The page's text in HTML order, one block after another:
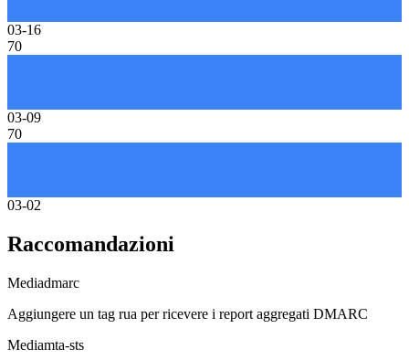
03-16
70
03-09
70
03-02
Raccomandazioni
Mediadmarc
Aggiungere un tag rua per ricevere i report aggregati DMARC
Mediamta-sts